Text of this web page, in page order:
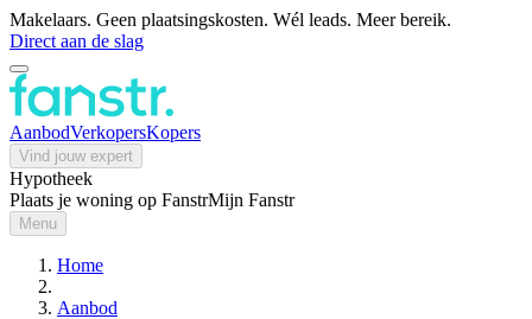
Makelaars. Geen plaatsingskosten. Wél leads. Meer bereik.
Direct aan de slag
AanbodVerkopersKopers
Vind jouw expert
Hypotheek
Plaats je woning op FanstrMijn Fanstr
Menu
Home
Aanbod